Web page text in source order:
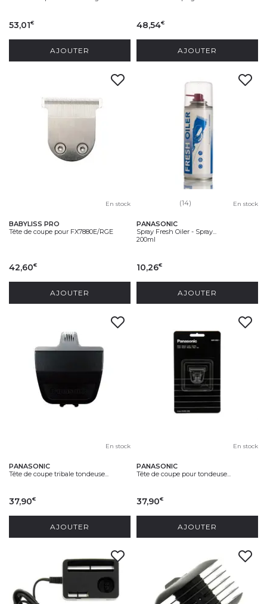
53,01€
AJOUTER
48,54€
AJOUTER
En stock
BABYLISS PRO
Tête de coupe pour FX7880E/RGE
42,60€
AJOUTER
(14) En stock
PANASONIC
Spray Fresh Oiler - Spray...
200ml
10,26€
AJOUTER
En stock
PANASONIC
Tête de coupe tribale tondeuse...
37,90€
AJOUTER
En stock
PANASONIC
Tête de coupe pour tondeuse...
37,90€
AJOUTER